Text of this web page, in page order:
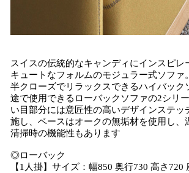
スイスの伝統的なキャンディにインスピレ
キュートなフォルムのモジュラー式ソファ。
半クローズでリラックスできるハイバック
途で使用できるローバックソファの2シリ
い目部分には意匠性の高いデザインステッ
施し、ベースはオークの無垢材を使用し、
清掃時の機能性もあります
◎ローバック
【1人掛】サイズ：幅850 奥行730 高さ720